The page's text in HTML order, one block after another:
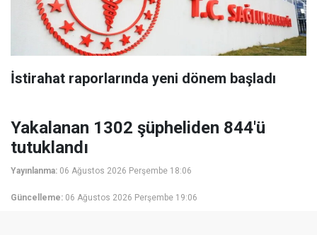
İstirahat raporlarında yeni dönem başladı
Yakalanan 1302 şüpheliden 844'ü
tutuklandı
Yayınlanma: 06 Ağustos 2026 Perşembe 18:06
Güncelleme: 06 Ağustos 2026 Perşembe 19:06